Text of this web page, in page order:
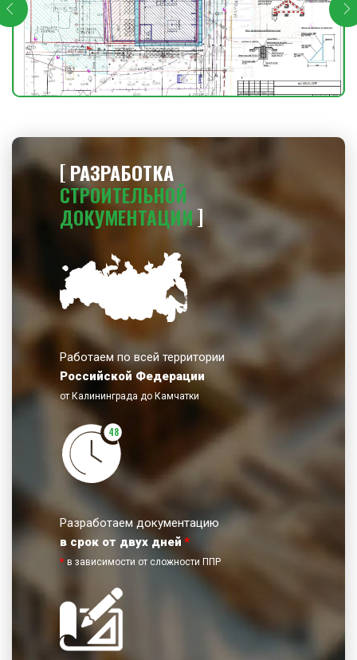
РАЗРАБОТКА
СТРОИТЕЛЬНОЙ
ДОКУМЕНТАЦИИ
Работаем по всей территории
Российской Федерации
от Калининграда до Камчатки
48
Разработаем документацию
в срок от двух дней *
* в зависимости от сложности ППР